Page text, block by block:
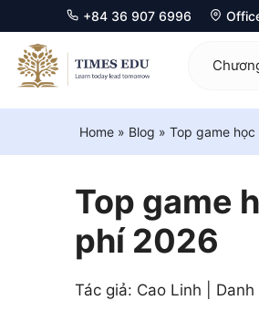
+84 36 907 6996
Chuyển
đến
nội
dung
Physics 0625
Chemistry
Computer
Home » Blog » Top game
Top game
phí 2026
Tác giả: Cao Linh | Danh